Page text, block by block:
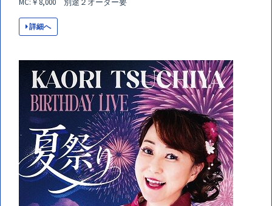
MC:￥8,000 別途２オーダー要
詳細へ